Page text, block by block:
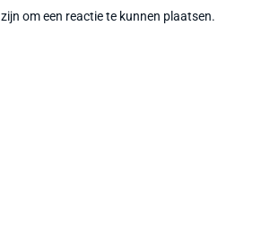
zijn om een reactie te kunnen plaatsen.